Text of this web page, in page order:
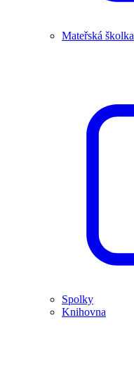
Mateřská školka
Spolky
Knihovna